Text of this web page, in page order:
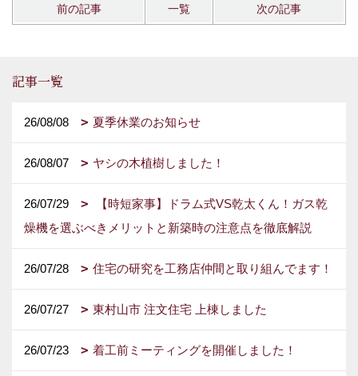
前の記事 一覧 次の記事
記事一覧
26/08/08 夏季休業のお知らせ
26/08/07 ヤシの木植樹しました！
26/07/29
【時短家事】ドラム式VS乾太くん！ガス乾
燥機を選ぶべきメリットと新築時の注意点を徹底解説
26/07/28 住宅の研究を工務店仲間と取り組んでます！
26/07/27 東村山市 注文住宅 上棟しました
26/07/23 着工前ミーティングを開催しました！